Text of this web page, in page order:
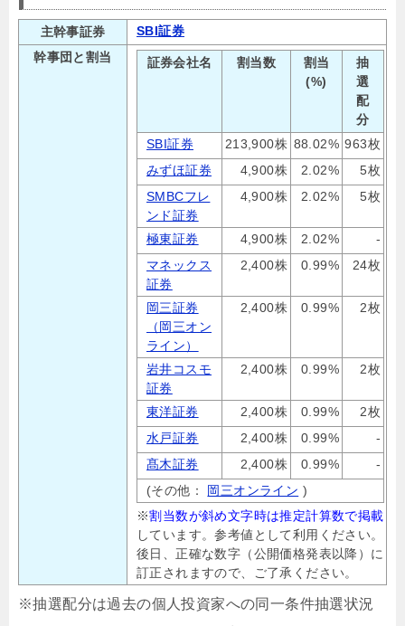
主幹事証券
SBI証券
幹事団と割当
証券会社名 割当数
割当
(%)
抽
選
配
分
SBI証券
213,900株 88.02% 963枚
みずほ証券
4,900株 2.02%
5枚
SMBCフレ
ンド証券
4,900株 2.02% 5枚
極東証券 4,900株 2.02%
-
マネックス
証券
2,400株 0.99% 24枚
岡三証券
（岡三オン
ライン）
2,400株 0.99% 2枚
岩井コスモ
証券
2,400株 0.99% 2枚
東洋証券 2,400株 0.99%
2枚
水戸証券
2,400株 0.99%
-
髙木証券
2,400株 0.99%
-
(その他： 岡三オンライン )
※割当数が斜め文字時は推定計算数で掲載
しています。参考値として利用ください。
後日、正確な数字（公開価格発表以降）に
訂正されますので、ご了承ください。
※抽選配分は過去の個人投資家への同一条件抽選状況